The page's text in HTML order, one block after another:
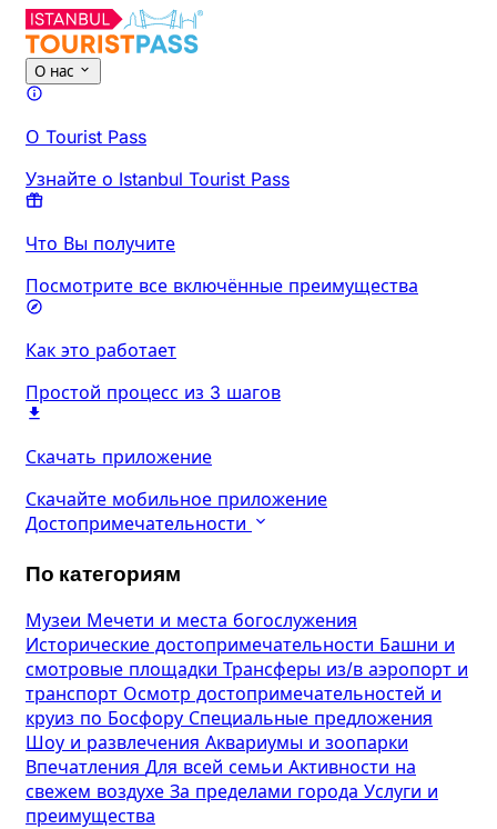
О нас
О Tourist Pass
Узнайте о Istanbul Tourist Pass
Что Вы получите
Посмотрите все включённые преимущества
Как это работает
Простой процесс из 3 шагов
Скачать приложение
Скачайте мобильное приложение
Достопримечательности
По категориям
Музеи Мечети и места богослужения
Исторические достопримечательности Башни и
смотровые площадки Трансферы из/в аэропорт и
транспорт Осмотр достопримечательностей и
круиз по Босфору Специальные предложения
Шоу и развлечения Аквариумы и зоопарки
Впечатления Для всей семьи Активности на
свежем воздухе За пределами города Услуги и
преимущества